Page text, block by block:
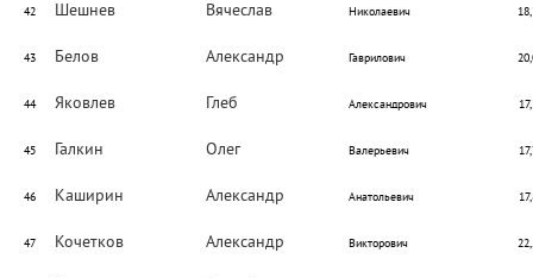
42 Шешнев Вячеслав Николаевич
43 Белов Александр Гаврилович
44 Яковлев Глеб Александрович
45 Галкин Олег Валерьевич
46 Каширин Александр Анатольевич
47 Кочетков Александр Викторович